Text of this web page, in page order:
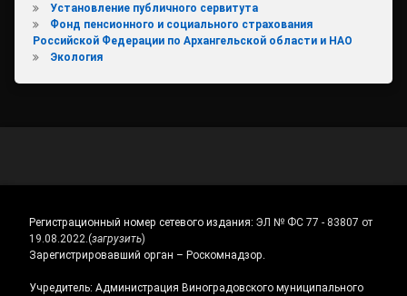
Установление публичного сервитута
Фонд пенсионного и социального страхования
Российской Федерации по Архангельской области и НАО
Экология
Регистрационный номер сетевого издания: ЭЛ № ФС 77 - 83807 от
19.08.2022.(загрузить)
Зарегистрировавший орган – Роскомнадзор.
Учредитель: Администрация Виноградовского муниципального